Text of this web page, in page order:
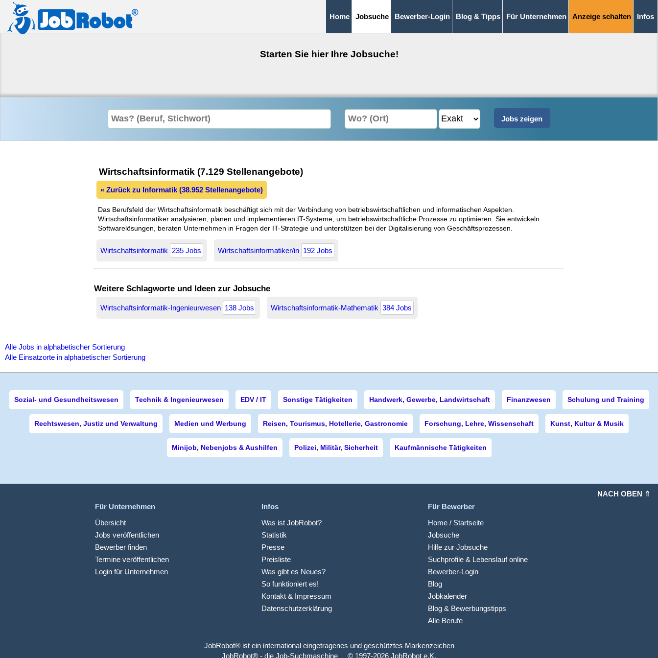
Home Jobsuche Bewerber-Login Blog & Tipps Für Unternehmen Anzeige schalten Infos
Starten Sie hier Ihre Jobsuche!
Wirtschaftsinformatik (7.129 Stellenangebote)
« Zurück zu Informatik (38.952 Stellenangebote)
Das Berufsfeld der Wirtschaftsinformatik beschäftigt sich mit der Verbindung von betriebswirtschaftlichen und informatischen Aspekten.
Wirtschaftsinformatiker analysieren, planen und implementieren IT-Systeme, um betriebswirtschaftliche Prozesse zu optimieren. Sie entwickeln
Softwarelösungen, beraten Unternehmen in Fragen der IT-Strategie und unterstützen bei der Digitalisierung von Geschäftsprozessen.
Wirtschaftsinformatik 235 Jobs Wirtschaftsinformatiker/in 192 Jobs
Weitere Schlagworte und Ideen zur Jobsuche
Wirtschaftsinformatik-Ingenieurwesen 138 Jobs Wirtschaftsinformatik-Mathematik 384 Jobs
Alle Jobs in alphabetischer Sortierung
Alle Einsatzorte in alphabetischer Sortierung
Sozial- und Gesundheitswesen Technik & Ingenieurwesen EDV / IT Sonstige Tätigkeiten Handwerk, Gewerbe, Landwirtschaft Finanzwesen Schulung und Training
Rechtswesen, Justiz und Verwaltung Medien und Werbung Reisen, Tourismus, Hotellerie, Gastronomie Forschung, Lehre, Wissenschaft Kunst, Kultur & Musik
Minijob, Nebenjobs & Aushilfen Polizei, Militär, Sicherheit Kaufmännische Tätigkeiten
NACH OBEN ⇑
Für Unternehmen
Übersicht
Jobs veröffentlichen
Bewerber finden
Termine veröffentlichen
Login für Unternehmen
Infos
Was ist JobRobot?
Statistik
Presse
Preisliste
Was gibt es Neues?
So funktioniert es!
Kontakt & Impressum
Datenschutzerklärung
Für Bewerber
Home / Startseite
Jobsuche
Hilfe zur Jobsuche
Suchprofile & Lebenslauf online
Bewerber-Login
Blog
Jobkalender
Blog & Bewerbungstipps
Alle Berufe
JobRobot® ist ein international eingetragenes und geschütztes Markenzeichen
JobRobot® - die Job-Suchmaschine © 1997-2026 JobRobot e.K.